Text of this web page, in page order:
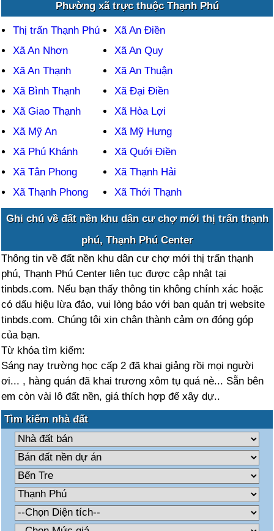
Phường xã trực thuộc Thạnh Phú
Thị trấn Thạnh Phú
Xã An Điền
Xã An Nhơn
Xã An Quy
Xã An Thạnh
Xã An Thuận
Xã Bình Thạnh
Xã Đại Điền
Xã Giao Thạnh
Xã Hòa Lợi
Xã Mỹ An
Xã Mỹ Hưng
Xã Phú Khánh
Xã Quới Điền
Xã Tân Phong
Xã Thạnh Hải
Xã Thạnh Phong
Xã Thới Thạnh
Ghi chú về đất nền khu dân cư chợ mới thị trấn thạnh
phú, Thạnh Phú Center
Thông tin về đất nền khu dân cư chợ mới thị trấn thạnh
phú, Thạnh Phú Center liên tục được cập nhật tại
tinbds.com. Nếu bạn thấy thông tin không chính xác hoặc
có dấu hiệu lừa đảo, vui lòng báo với ban quản trị website
tinbds.com. Chúng tôi xin chân thành cảm ơn đóng góp
của bạn.
Từ khóa tìm kiếm:
Sáng nay trường học cấp 2 đã khai giảng rồi mọi người
ơi... , hàng quán đã khai trương xôm tụ quá nè... Sẵn bên
em còn vài lô đất nền, giá thích hợp để xây dự..
Tìm kiếm nhà đất